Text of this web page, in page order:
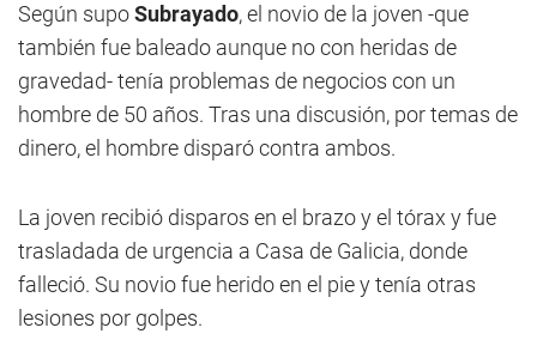
Según supoSubrayado, el novio de la joven -que
también fue baleado aunque no con heridas de
gravedad- tenía problemas de negocios con un
hombre de 50 años. Tras una discusión, por temas de
dinero, el hombre disparó contra ambos.
La joven recibió disparos en el brazo y el tórax y fue
trasladada de urgencia a Casa de Galicia, donde
falleció. Su novio fue herido en el pie y tenía otras
lesiones por golpes.